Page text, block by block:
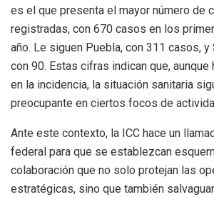
es el que presenta el mayor número de
registradas, con 670 casos en los
año. Le siguen Puebla, con 311 casos,
con 90. Estas cifras indican que, aunque
en la incidencia, la situación sanitaria
preocupante en ciertos focos de
Ante este contexto, la ICC hace un
federal para que se establezcan
colaboración que no solo protejan las
estratégicas, sino que también